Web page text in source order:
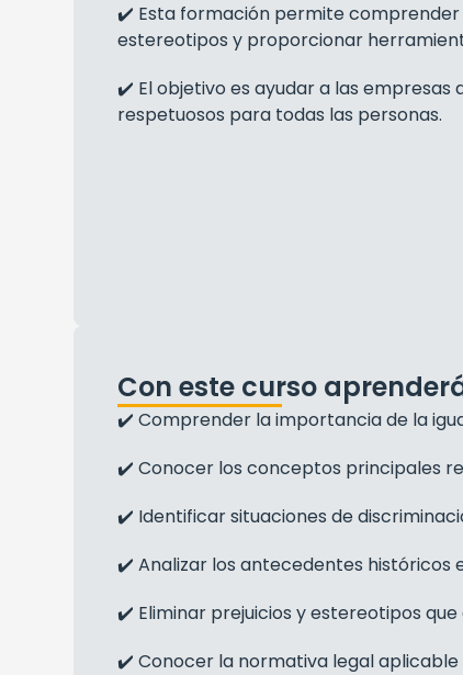
✔️ Esta formación permite comprender
estereotipos y proporcionar
✔️ El objetivo es ayudar a las
respetuosos para todas las personas.
Con este curso
✔️ Comprender la importancia de la
✔️ Conocer los conceptos principales
✔️ Identificar situaciones de
✔️ Analizar los antecedentes históricos
✔️ Eliminar prejuicios y estereotipos
✔️ Conocer la normativa legal aplicable